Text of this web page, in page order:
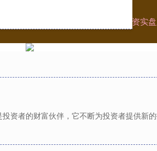
广州股票杠杆配资实
资者的财富伙伴，它不断为投资者提供新